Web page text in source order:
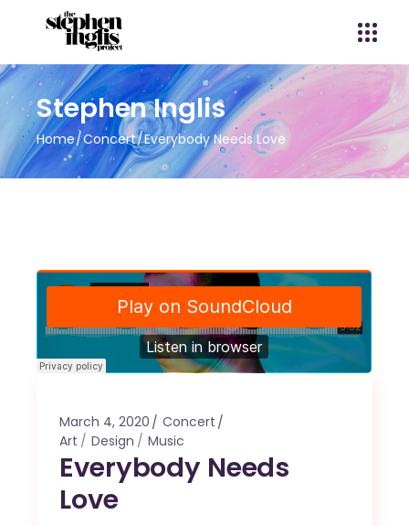
Stephen Inglis
Home Concert Everybody Needs Love
March 4, 2020
Concert
Art
Design Music
Everybody Needs
Love